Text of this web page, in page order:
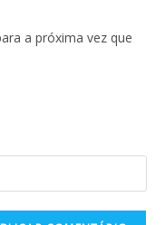
a próxima vez que